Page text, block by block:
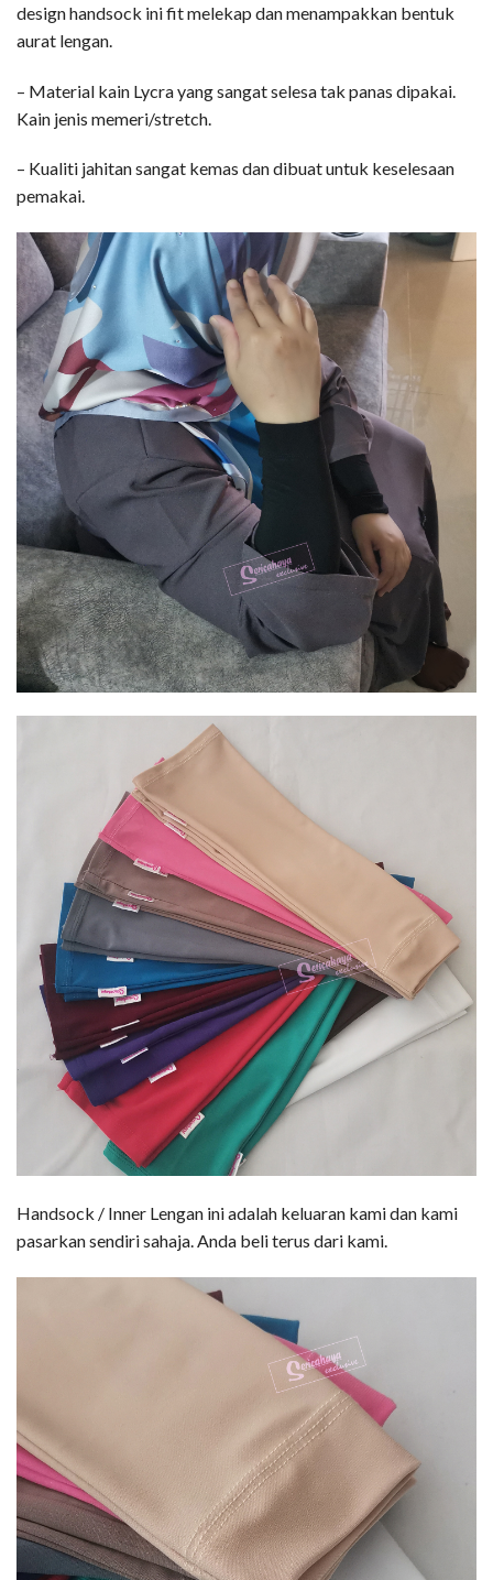
design handsock ini fit melekap dan menampakkan bentuk
aurat lengan.
– Material kain Lycra yang sangat selesa tak panas dipakai.
Kain jenis memeri/stretch.
– Kualiti jahitan sangat kemas dan dibuat untuk keselesaan
pemakai.
Handsock / Inner Lengan ini adalah keluaran kami dan kami
pasarkan sendiri sahaja. Anda beli terus dari kami.